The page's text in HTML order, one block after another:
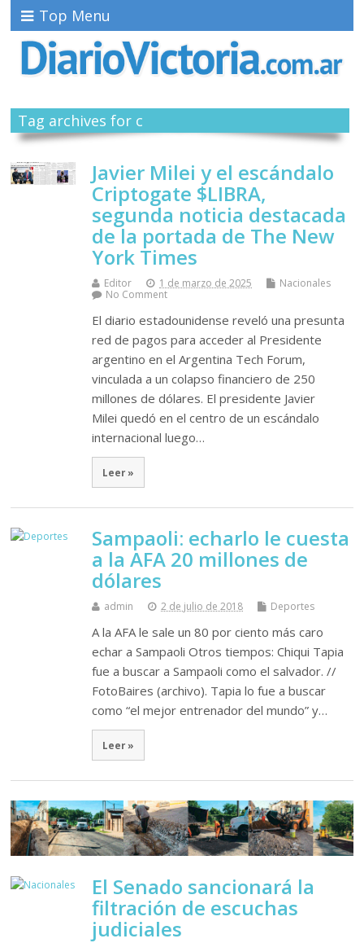
Top Menu
Tag archives for c
Javier Milei y el escándalo
Criptogate $LIBRA,
segunda noticia destacada
de la portada de The New
York Times
Editor 1 de marzo de 2025
Nacionales
No Comment
El diario estadounidense reveló una presunta
red de pagos para acceder al Presidente
argentino en el Argentina Tech Forum,
vinculada a un colapso financiero de 250
millones de dólares. El presidente Javier
Milei quedó en el centro de un escándalo
internacional luego…
Leer »
Sampaoli: echarlo le cuesta
a la AFA 20 millones de
dólares
admin 2 de julio de 2018 Deportes
A la AFA le sale un 80 por ciento más caro
echar a Sampaoli Otros tiempos: Chiqui Tapia
fue a buscar a Sampaoli como el salvador. //
FotoBaires (archivo). Tapia lo fue a buscar
como “el mejor entrenador del mundo” y…
Leer »
El Senado sancionará la
filtración de escuchas
judiciales